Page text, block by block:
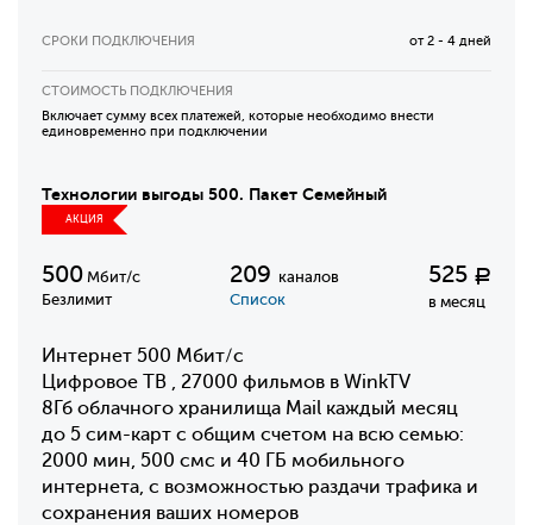
СРОКИ ПОДКЛЮЧЕНИЯ от 2 - 4 дней
СТОИМОСТЬ ПОДКЛЮЧЕНИЯ
Включает сумму всех платежей, которые необходимо внести
единовременно при подключении
Технологии выгоды 500. Пакет Семейный
АКЦИЯ
500 Мбит/с
Безлимит
209 каналов
Список
525 Р
в месяц
Интернет 500 Мбит/с
Цифровое ТВ , 27000 фильмов в WinkTV
8Гб облачного хранилища Mail каждый месяц
до 5 сим-карт с общим счетом на всю семью:
2000 мин, 500 смс и 40 ГБ мобильного
интернета, с возможностью раздачи трафика и
сохранения ваших номеров